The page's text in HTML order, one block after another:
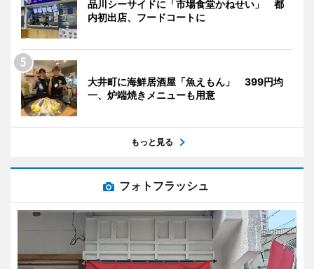
品川シーサイドに「市場食堂かねせい」 都
内初出店、フードコートに
大井町に海鮮居酒屋「魚えもん」 399円均
一、炉端焼きメニューも用意
もっと見る
フォトフラッシュ